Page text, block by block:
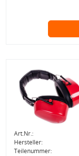
Art.Nr.:
Hersteller:
Teilenummer: